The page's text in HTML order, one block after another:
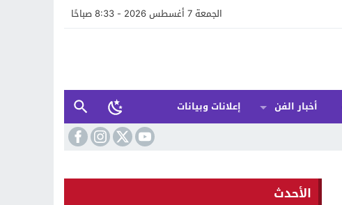
الجمعة 7 أغسطس 2026 - 8:33 صباحًا
أخبار الفن
إعلانات وبيانات
الأحدث